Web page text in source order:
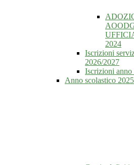
2024
Iscrizioni
2026/2027
Iscrizioni anno
Anno scolastico